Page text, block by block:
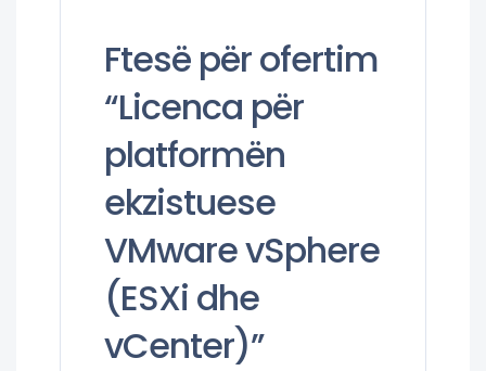
Ftesë për ofertim
“Licenca për
platformën
ekzistuese
VMware vSphere
(ESXi dhe
vCenter)”